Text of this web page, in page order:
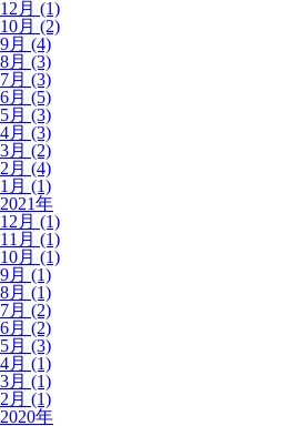
12月 (1)
10月 (2)
9月 (4)
8月 (3)
7月 (3)
6月 (5)
5月 (3)
4月 (3)
3月 (2)
2月 (4)
1月 (1)
2021年
12月 (1)
11月 (1)
10月 (1)
9月 (1)
8月 (1)
7月 (2)
6月 (2)
5月 (3)
4月 (1)
3月 (1)
2月 (1)
2020年